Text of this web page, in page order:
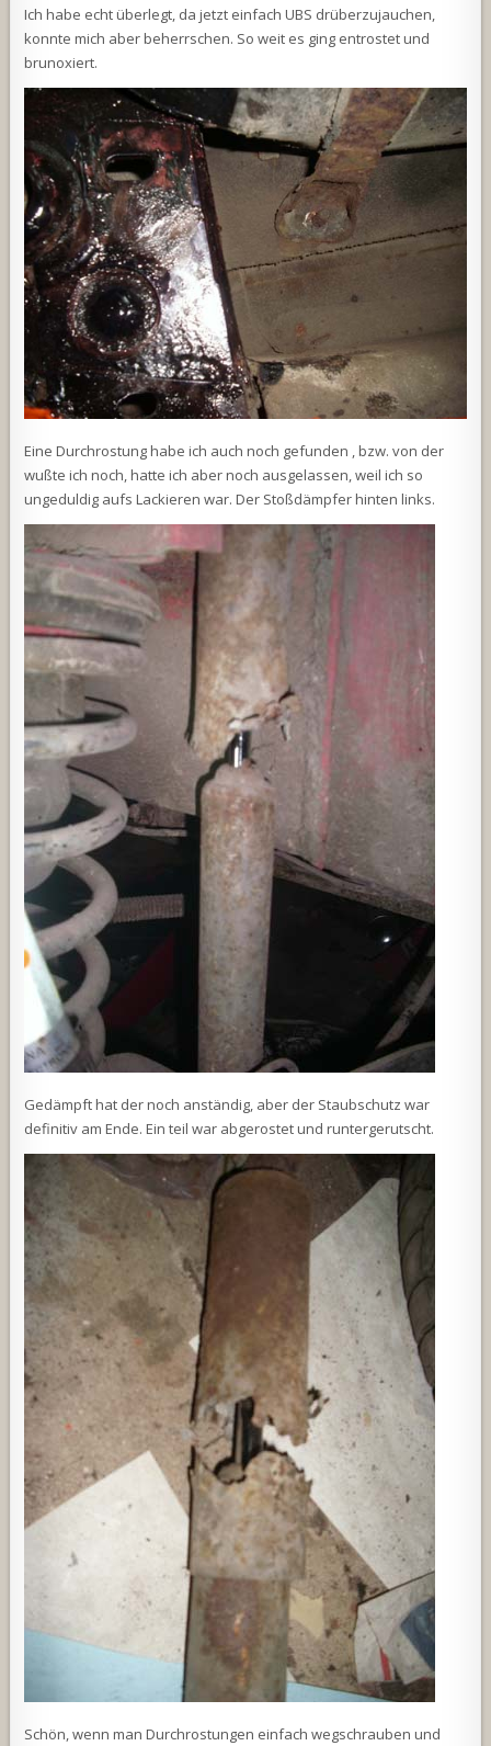
Ich habe echt überlegt, da jetzt einfach UBS drüberzujauchen,
konnte mich aber beherrschen. So weit es ging entrostet und
brunoxiert.
Eine Durchrostung habe ich auch noch gefunden , bzw. von der
wußte ich noch, hatte ich aber noch ausgelassen, weil ich so
ungeduldig aufs Lackieren war. Der Stoßdämpfer hinten links.
Gedämpft hat der noch anständig, aber der Staubschutz war
definitiv am Ende. Ein teil war abgerostet und runtergerutscht.
Schön, wenn man Durchrostungen einfach wegschrauben und